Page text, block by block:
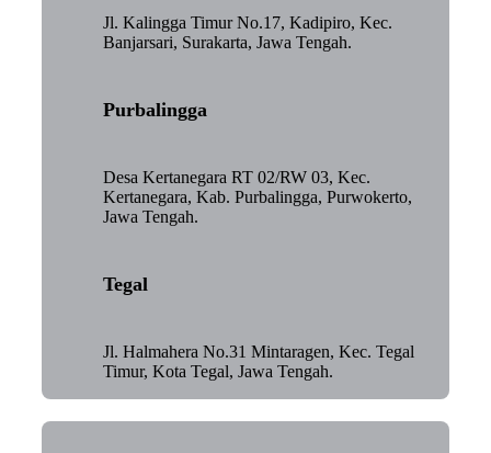
Jl. Kalingga Timur No.17, Kadipiro, Kec.
Banjarsari, Surakarta, Jawa Tengah.
Purbalingga
Desa Kertanegara RT 02/RW 03, Kec.
Kertanegara, Kab. Purbalingga, Purwokerto,
Jawa Tengah.
Tegal
Jl. Halmahera No.31 Mintaragen, Kec. Tegal
Timur, Kota Tegal, Jawa Tengah.